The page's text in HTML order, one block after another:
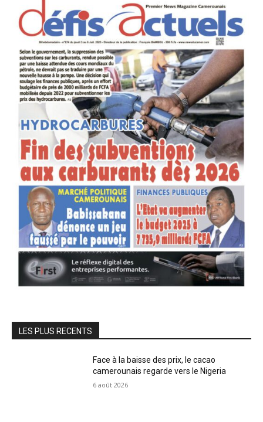
LES PLUS RECENTS
Face à la baisse des prix, le cacao
camerounais regarde vers le Nigeria
6 août 2026